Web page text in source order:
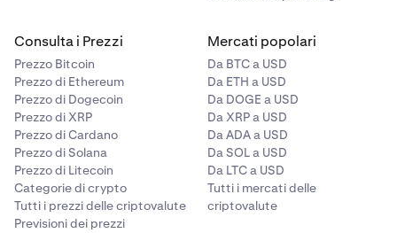
Consulta i Prezzi
Prezzo Bitcoin
Prezzo di Ethereum
Prezzo di Dogecoin
Prezzo di XRP
Prezzo di Cardano
Prezzo di Solana
Prezzo di Litecoin
Categorie di crypto
Tutti i prezzi delle criptovalute
Previsioni dei prezzi
Mercati popolari
Da BTC a USD
Da ETH a USD
Da DOGE a USD
Da XRP a USD
Da ADA a USD
Da SOL a USD
Da LTC a USD
Tutti i mercati delle
criptovalute